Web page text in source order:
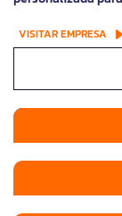
VISITAR EMPRESA